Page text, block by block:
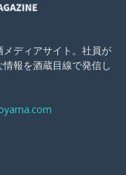
ディアサイト。社員が
報を酒蔵目線で発信し